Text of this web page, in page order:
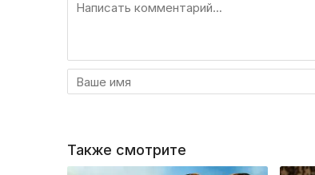
Также смотрите